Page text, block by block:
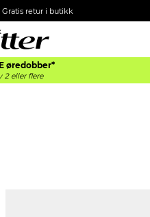
retur i butikk
øredobber*
2 eller flere